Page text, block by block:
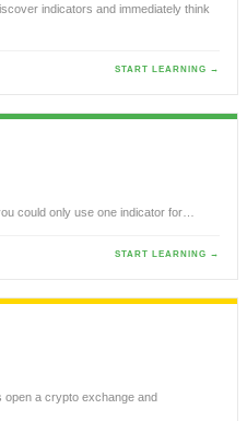
indicators and immediately think
START LEARNING →
could only use one indicator for…
START LEARNING →
open a crypto exchange and